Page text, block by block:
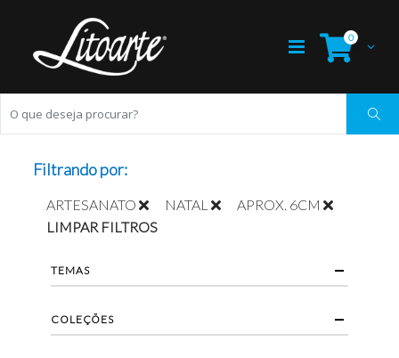
0
Filtrando por:
ARTESANATO NATAL
APROX. 6CM
LIMPAR FILTROS
TEMAS
COLEÇÕES